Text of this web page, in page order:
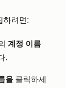
하려면:
계정 이름
.
을 클릭하세